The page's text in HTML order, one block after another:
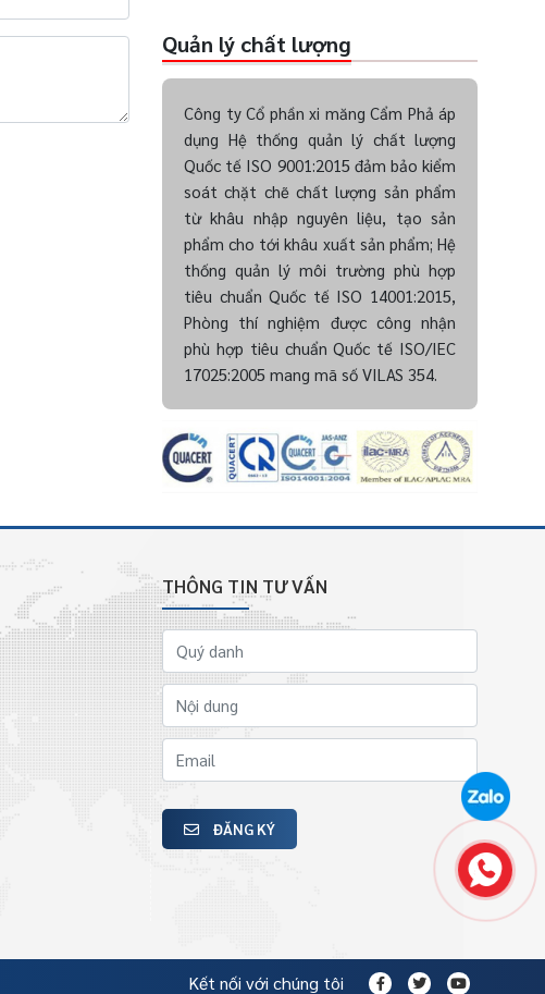
Quản lý chất lượng
Công ty Cổ phần xi măng Cẩm Phả áp
dụng Hệ thống quản lý chất lượng
Quốc tế ISO 9001:2015 đảm bảo kiểm
soát chặt chẽ chất lượng sản phẩm
từ khâu nhập nguyên liệu, tạo sản
phẩm cho tới khâu xuất sản phẩm; Hệ
thống quản lý môi trường phù hợp
tiêu chuẩn Quốc tế ISO 14001:2015,
Phòng thí nghiệm được công nhận
phù hợp tiêu chuẩn Quốc tế ISO/IEC
17025:2005 mang mã số VILAS 354.
THÔNG TIN TƯ VẤN
ĐĂNG KÝ
Kết nối với chúng tôi